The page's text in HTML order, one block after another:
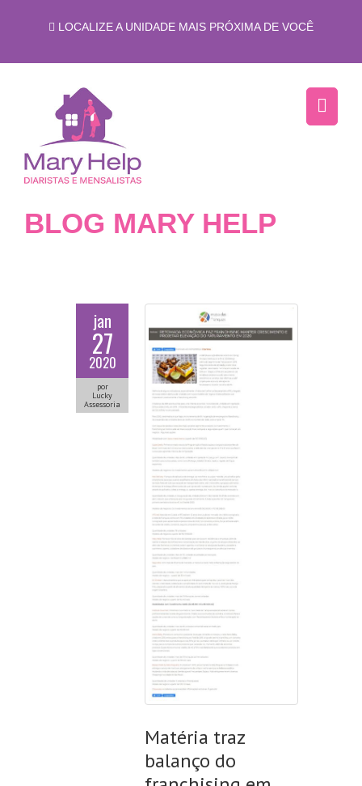
LOCALIZE A UNIDADE MAIS PRÓXIMA DE VOCÊ
BLOG MARY HELP
jan
27
2020
por
Lucky
Assessoria
Matéria traz
balanço do